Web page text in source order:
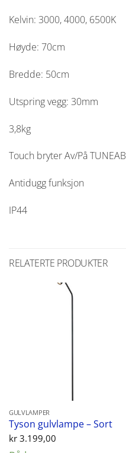
Kelvin: 3000, 4000, 6500K
Høyde: 70cm
Bredde: 50cm
Utspring vegg: 30mm
3,8kg
Touch bryter Av/På
Antidugg funksjon
IP44
RELATERTE PRODUKTER
GULVLAMPER
Tyson gulvlampe – Sort
kr3.199,00